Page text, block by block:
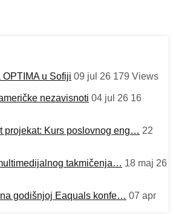
u Sofiji 09 jul 26 179 Views
nezavisnoti 04 jul 26 16
projekat: Kurs poslovnog eng… 22
takmičenja… 18 maj 26
godišnjoj Eaquals konfe… 07 apr